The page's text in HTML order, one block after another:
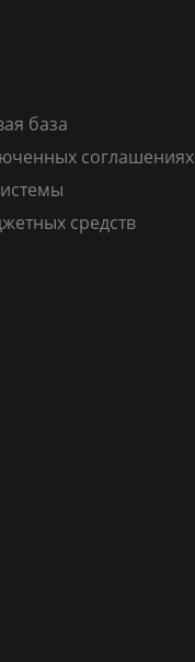
база
соглашениях
средств